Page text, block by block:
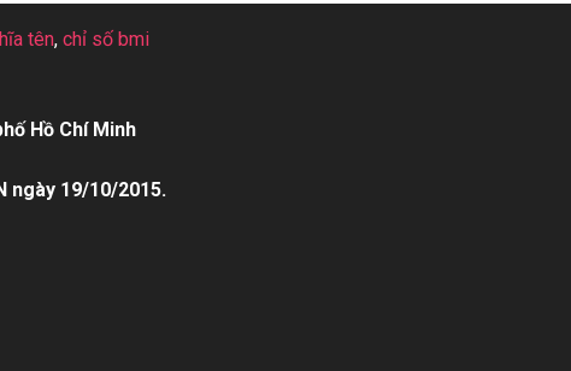
tên, chỉ số bmi
Hồ Chí Minh
ngày 19/10/2015.